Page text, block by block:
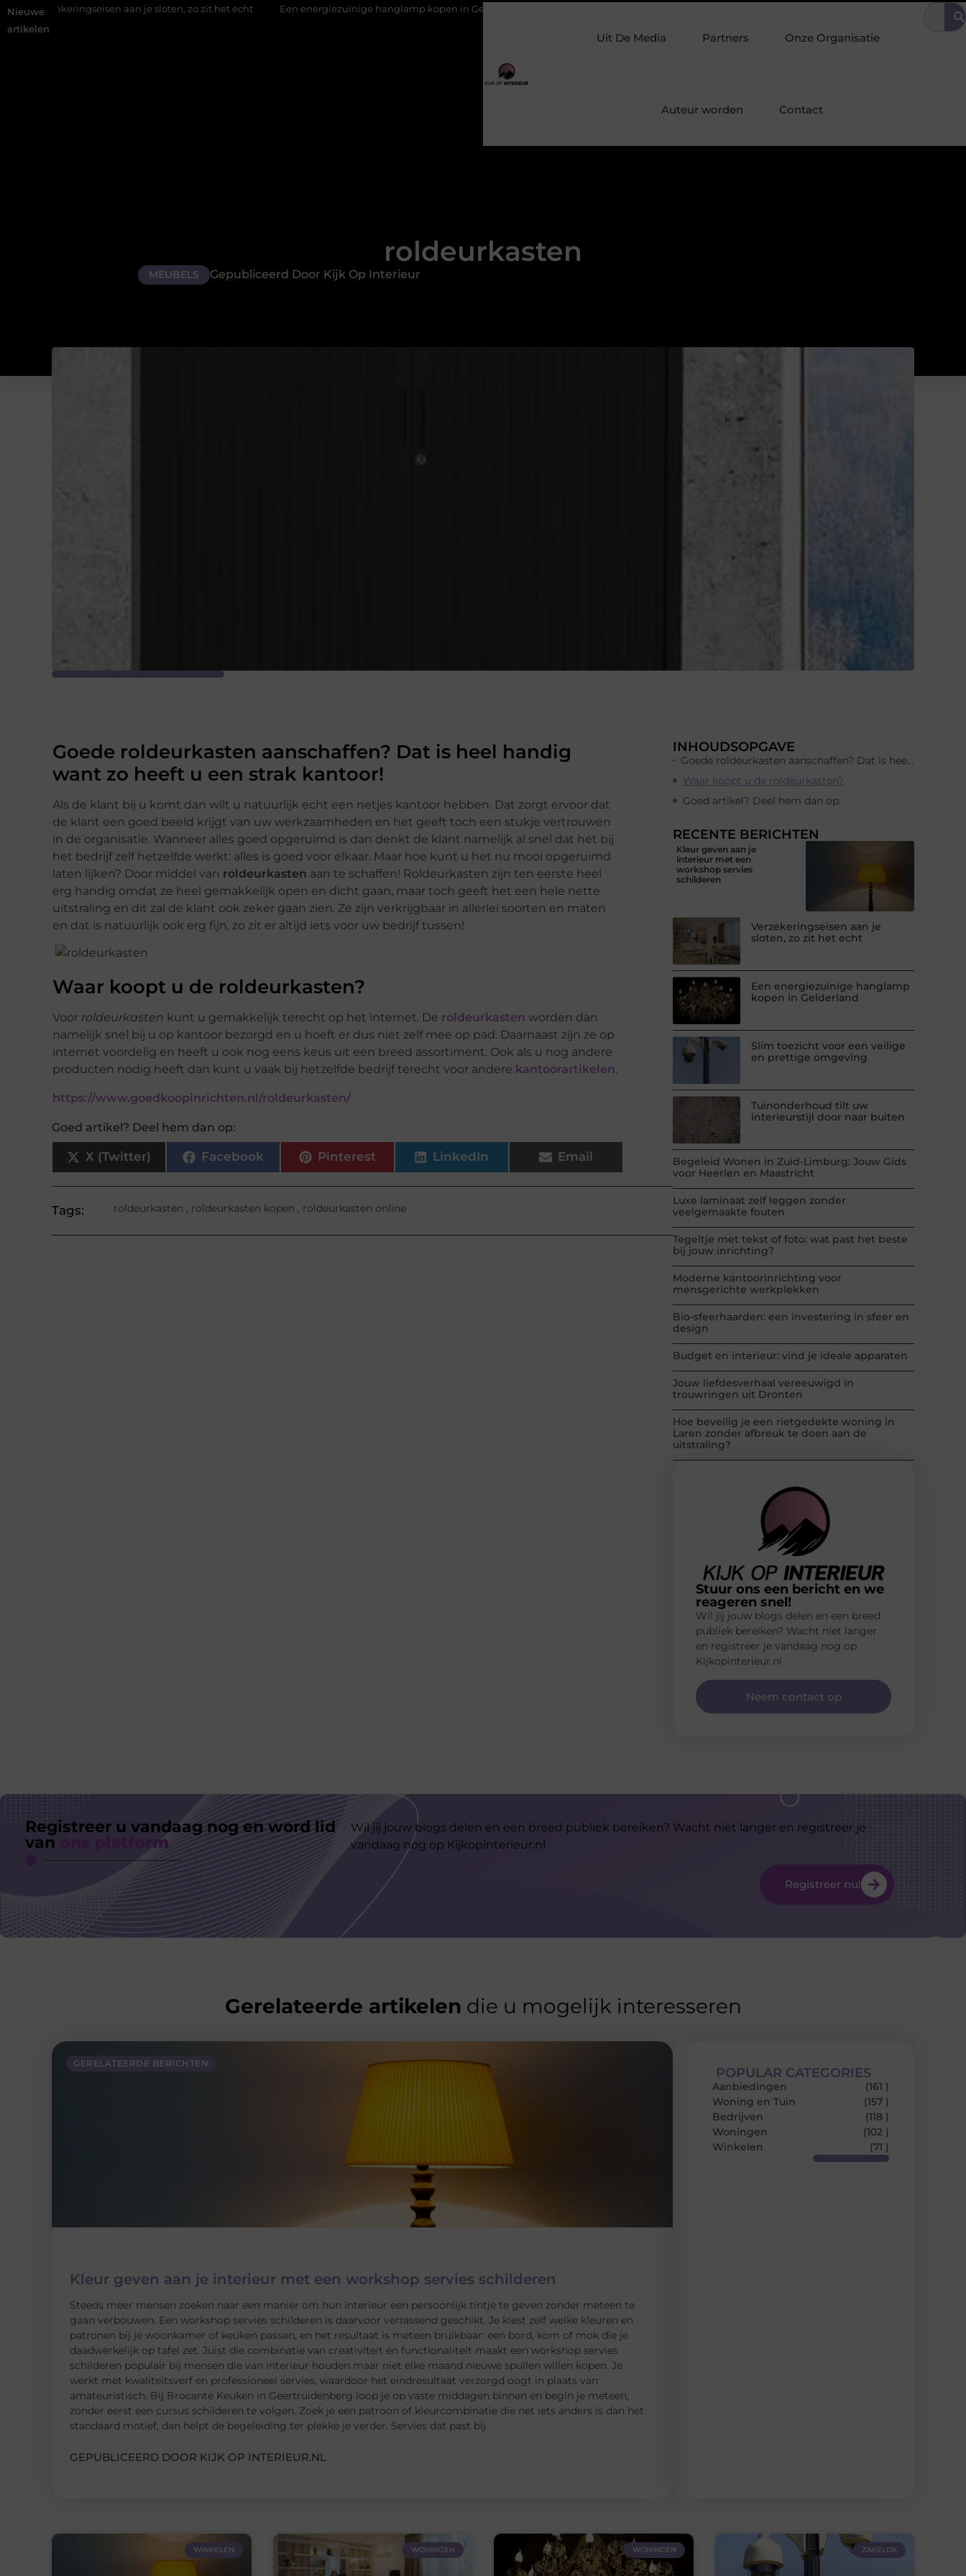
Nieuwe
artikelen
aan je sloten, zo zit het echt Een energiezuinige hanglamp kopen in Gelderland Slim toezicht voor een veilige en prettige omgeving Tuinonderhoud tilt uw interieurstijl door naar
Uit De Media Partners Onze Organisatie
Auteur worden Contact
roldeurkasten
MEUBELS Gepubliceerd Door Kijk Op Interieur
Goede roldeurkasten aanschaffen? Dat is heel handig
want zo heeft u een strak kantoor!
Als de klant bij u komt dan wilt u natuurlijk echt een netjes kantoor hebben. Dat zorgt ervoor dat
de klant een goed beeld krijgt van uw werkzaamheden en het geeft toch een stukje vertrouwen
in de organisatie. Wanneer alles goed opgeruimd is dan denkt de klant namelijk al snel dat het bij
het bedrijf zelf hetzelfde werkt: alles is goed voor elkaar. Maar hoe kunt u het nu mooi opgeruimd
laten lijken? Door middel van roldeurkasten aan te schaffen! Roldeurkasten zijn ten eerste heel
erg handig omdat ze heel gemakkelijk open en dicht gaan, maar toch geeft het een hele nette
uitstraling en dit zal de klant ook zeker gaan zien. Ze zijn verkrijgbaar in allerlei soorten en maten
en dat is natuurlijk ook erg fijn, zo zit er altijd iets voor uw bedrijf tussen!
Waar koopt u de roldeurkasten?
Voor roldeurkasten kunt u gemakkelijk terecht op het internet. De roldeurkasten worden dan
namelijk snel bij u op kantoor bezorgd en u hoeft er dus niet zelf mee op pad. Daarnaast zijn ze op
internet voordelig en heeft u ook nog eens keus uit een breed assortiment. Ook als u nog andere
producten nodig heeft dan kunt u vaak bij hetzelfde bedrijf terecht voor andere kantoorartikelen.
https://www.goedkoopinrichten.nl/roldeurkasten/
Goed artikel? Deel hem dan op:
X (Twitter) Facebook Pinterest LinkedIn Email
Tags: roldeurkasten , roldeurkasten kopen , roldeurkasten online
INHOUDSOPGAVE
Goede roldeurkasten aanschaffen? Dat is heel handig want zo heeft u een strak kantoor!
Waar koopt u de roldeurkasten?
Goed artikel? Deel hem dan op:
RECENTE BERICHTEN
Kleur geven aan je
interieur met een
workshop servies
schilderen
Verzekeringseisen aan je
sloten, zo zit het echt
Een energiezuinige hanglamp
kopen in Gelderland
Slim toezicht voor een veilige
en prettige omgeving
Tuinonderhoud tilt uw
interieurstijl door naar buiten
Begeleid Wonen in Zuid-Limburg: Jouw Gids
voor Heerlen en Maastricht
Luxe laminaat zelf leggen zonder
veelgemaakte fouten
Tegeltje met tekst of foto: wat past het beste
bij jouw inrichting?
Moderne kantoorinrichting voor
mensgerichte werkplekken
Bio-sfeerhaarden: een investering in sfeer en
design
Budget en interieur: vind je ideale apparaten
Jouw liefdesverhaal vereeuwigd in
trouwringen uit Dronten
Hoe beveilig je een rietgedekte woning in
Laren zonder afbreuk te doen aan de
uitstraling?
Stuur ons een bericht en we
reageren snel!
Wil jij jouw blogs delen en een breed
publiek bereiken? Wacht niet langer
en registreer je vandaag nog op
Kijkopinterieur.nl
Neem contact op
Registreer u vandaag nog en word lid
van
ons platform
Wil jij jouw blogs delen en een breed publiek bereiken? Wacht niet langer en registreer je
vandaag nog op Kijkopinterieur.nl
Registreer nu!
Gerelateerde artikelen die u mogelijk interesseren
GERELATEERDE BERICHTEN
Kleur geven aan je interieur met een workshop servies schilderen
Steeds meer mensen zoeken naar een manier om hun interieur een persoonlijk tintje te geven zonder meteen te
gaan verbouwen. Een workshop servies schilderen is daarvoor verrassend geschikt. Je kiest zelf welke kleuren en
patronen bij je woonkamer of keuken passen, en het resultaat is meteen bruikbaar: een bord, kom of mok die je
daadwerkelijk op tafel zet. Juist die combinatie van creativiteit en functionaliteit maakt een workshop servies
schilderen populair bij mensen die van interieur houden maar niet elke maand nieuwe spullen willen kopen. Je
werkt met kwaliteitsverf en professioneel servies, waardoor het eindresultaat verzorgd oogt in plaats van
amateuristisch. Bij Brocante Keuken in Geertruidenberg loop je op vaste middagen binnen en begin je meteen,
zonder eerst een cursus schilderen te volgen. Zoek je een patroon of kleurcombinatie die net iets anders is dan het
standaard motief, dan helpt de begeleiding ter plekke je verder. Servies dat past bij
GEPUBLICEERD DOOR KIJK OP INTERIEUR.NL
POPULAR CATEGORIES
Aanbiedingen
(161 )
Woning en Tuin
(157 )
Bedrijven
(118 )
Woningen
(102 )
Winkelen
(71 )
WINKELEN WONINGEN WONINGEN ZAKELIJK